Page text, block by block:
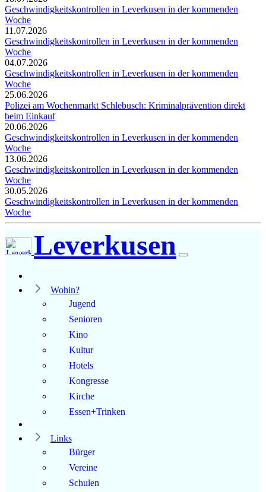
Geschwindigkeitskontrollen in Leverkusen in der kommenden
Woche
11.07.2026
Geschwindigkeitskontrollen in Leverkusen in der kommenden
Woche
04.07.2026
Geschwindigkeitskontrollen in Leverkusen in der kommenden
Woche
25.06.2026
Polizei am Wochenmarkt Schlebusch: Kriminalprävention direkt
beim Einkauf
20.06.2026
Geschwindigkeitskontrollen in Leverkusen in der kommenden
Woche
13.06.2026
Geschwindigkeitskontrollen in Leverkusen in der kommenden
Woche
30.05.2026
Geschwindigkeitskontrollen in Leverkusen in der kommenden
Woche
Leverkusen
Wohin?
Jugend
Senioren
Kino
Kultur
Hotels
Kongresse
Kirche
Essen+Trinken
Links
Bürger
Vereine
Schulen